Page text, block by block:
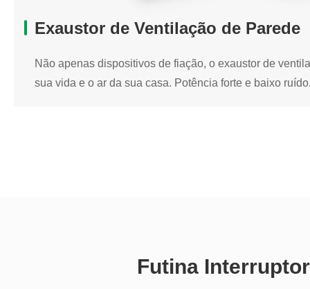
Exaustor de Ventilação de Parede
Não apenas dispositivos de fiação, o exaustor de
sua vida e o ar da sua casa. Potência forte e baixo ruído.
Futina